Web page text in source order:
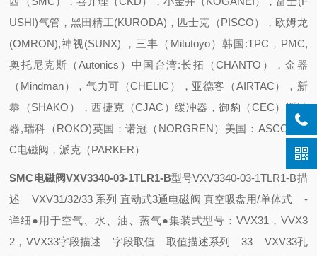
USHI)气管，黑田精工(KURODA)，匹士克（PISCO），欧姆龙
(OMRON),神视(SUNX) ，三丰（Mitutoyo） 韩国:TPC，PMC,
奥托尼克斯（Autonics） 中国台湾:长拓（CHANTO），金器
（Mindman），气力可（CHELIC），亚德客（AIRTAC），新
恭（SHAKO），西捷克（CJAC）缓冲器，御豹（CEC）缓冲
器,瑞科（ROKO)英国：诺冠（NORGREN） 美国：ASCO,MA
C电磁阀，派克（PARKER）
SMC电磁阀VXV3340-03-1TLR1-B型号VXV3340-03-1TLR1-B描
述 VXV31/32/33 系列 直动式3通电磁阀 真空吸盘用/单体式 -
详细●用于空气、水、油、蒸气●集装式型号：VVX31，VVX3
2，VVX33字段描述 字段取值 取值描述系列 33 VXV33孔